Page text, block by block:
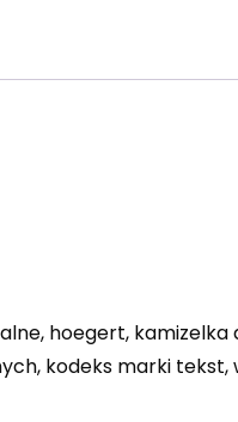
hoegert,
kodeks marki tekst,